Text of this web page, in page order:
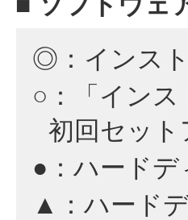
◎：インス
○：「イン
初回セット
●：ハード
▲：ハード